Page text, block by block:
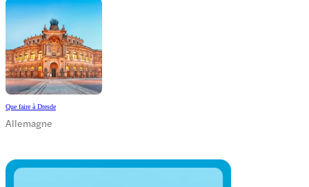
Que faire à Dresde
Allemagne